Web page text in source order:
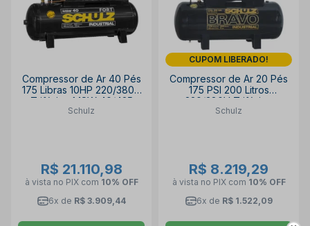
Compressor de Ar 40 Pés
175 Libras 10HP 220/380V
Trifásico MSW 40/425
FORT SCHULZ
Schulz
R$ 21.110,98
à vista no PIX com 10% OFF
6x de R$ 3.909,44
CUPOM LIBERADO!
Compressor de Ar 20 Pés
175 PSI 200 Litros
220/380V Trifásico
CSL20BR/200 SCHULZ
Schulz
R$ 8.219,29
à vista no PIX com 10% OFF
6x de R$ 1.522,09